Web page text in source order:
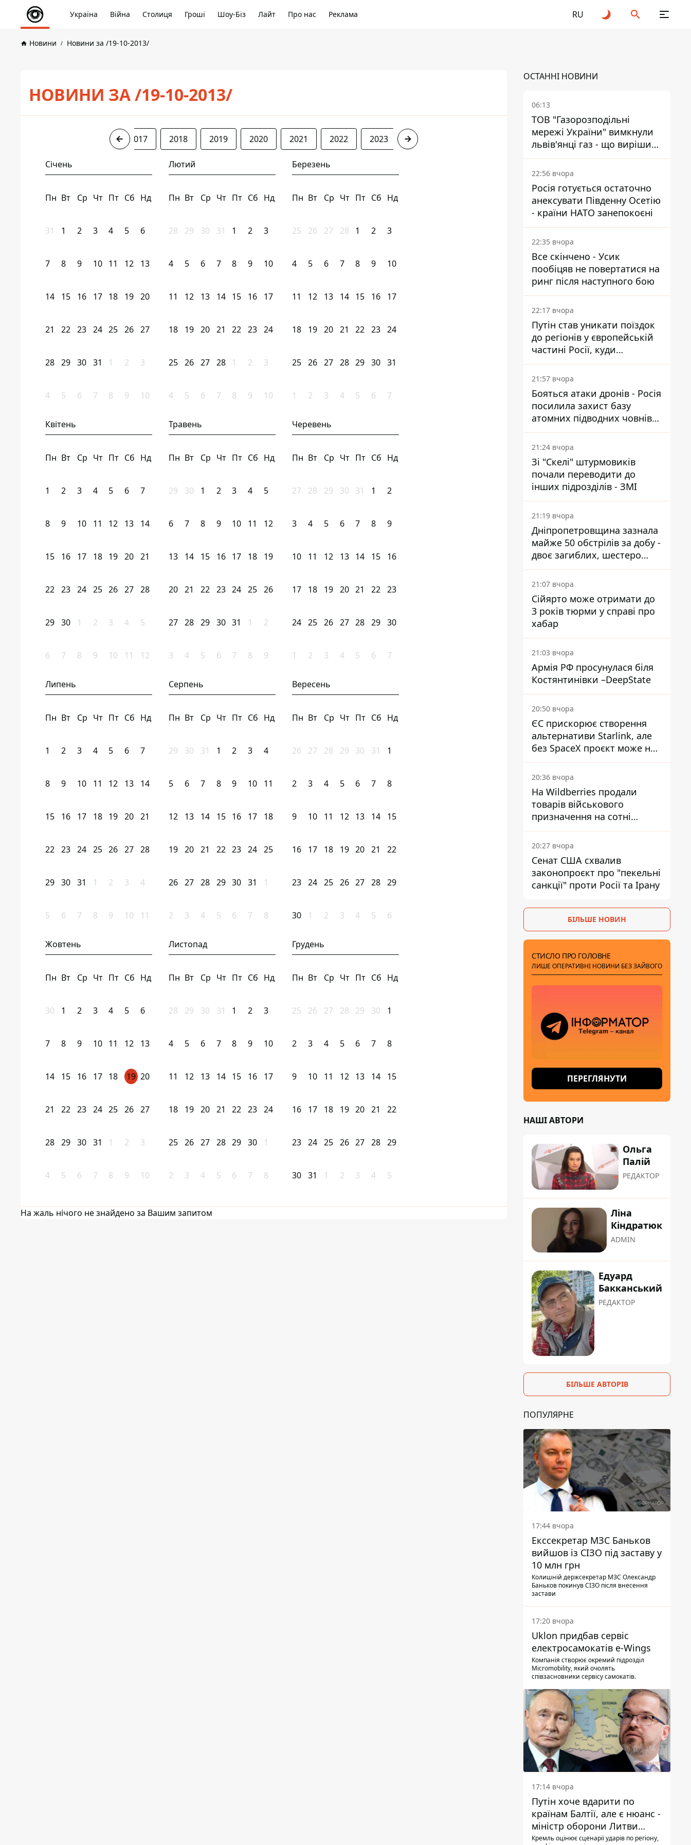
Україна Війна Столиця Гроші Шоу-Біз Лайт Про нас Реклама RU
Новини Новини за /19-10-2013/
НОВИНИ ЗА /19-10-2013/
2017 2018 2019 2020 2021 2022 2023 2024
Січень
Пн Вт Ср Чт Пт Сб Нд
31 1 2 3 4 5 6
7 8 9 10 11 12 13
14 15 16 17 18 19 20
21 22 23 24 25 26 27
28 29 30 31 1 2 3
4 5 6 7 8 9 10
Лютий
Пн Вт Ср Чт Пт Сб Нд
28 29 30 31 1 2 3
4 5 6 7 8 9 10
11 12 13 14 15 16 17
18 19 20 21 22 23 24
25 26 27 28 1 2 3
4 5 6 7 8 9 10
Березень
Пн Вт Ср Чт Пт Сб Нд
25 26 27 28 1 2 3
4 5 6 7 8 9 10
11 12 13 14 15 16 17
18 19 20 21 22 23 24
25 26 27 28 29 30 31
1 2 3 4 5 6 7
Квітень
Пн Вт Ср Чт Пт Сб Нд
1 2 3 4 5 6 7
8 9 10 11 12 13 14
15 16 17 18 19 20 21
22 23 24 25 26 27 28
29 30 1 2 3 4 5
6 7 8 9 10 11 12
Травень
Пн Вт Ср Чт Пт Сб Нд
29 30 1 2 3 4 5
6 7 8 9 10 11 12
13 14 15 16 17 18 19
20 21 22 23 24 25 26
27 28 29 30 31 1 2
3 4 5 6 7 8 9
Черевень
Пн Вт Ср Чт Пт Сб Нд
27 28 29 30 31 1 2
3 4 5 6 7 8 9
10 11 12 13 14 15 16
17 18 19 20 21 22 23
24 25 26 27 28 29 30
1 2 3 4 5 6 7
Липень
Пн Вт Ср Чт Пт Сб Нд
1 2 3 4 5 6 7
8 9 10 11 12 13 14
15 16 17 18 19 20 21
22 23 24 25 26 27 28
29 30 31 1 2 3 4
5 6 7 8 9 10 11
Серпень
Пн Вт Ср Чт Пт Сб Нд
29 30 31 1 2 3 4
5 6 7 8 9 10 11
12 13 14 15 16 17 18
19 20 21 22 23 24 25
26 27 28 29 30 31 1
2 3 4 5 6 7 8
Вересень
Пн Вт Ср Чт Пт Сб Нд
26 27 28 29 30 31 1
2 3 4 5 6 7 8
9 10 11 12 13 14 15
16 17 18 19 20 21 22
23 24 25 26 27 28 29
30 1 2 3 4 5 6
Жовтень
Пн Вт Ср Чт Пт Сб Нд
30 1 2 3 4 5 6
7 8 9 10 11 12 13
14 15 16 17 18 19 20
21 22 23 24 25 26 27
28 29 30 31 1 2 3
4 5 6 7 8 9 10
Листопад
Пн Вт Ср Чт Пт Сб Нд
28 29 30 31 1 2 3
4 5 6 7 8 9 10
11 12 13 14 15 16 17
18 19 20 21 22 23 24
25 26 27 28 29 30 1
2 3 4 5 6 7 8
Грудень
Пн Вт Ср Чт Пт Сб Нд
25 26 27 28 29 30 1
2 3 4 5 6 7 8
9 10 11 12 13 14 15
16 17 18 19 20 21 22
23 24 25 26 27 28 29
30 31 1 2 3 4 5
На жаль нічого не знайдено за Вашим запитом
ОСТАННІ НОВИНИ
06:13
ТОВ "Газорозподільні
мережі України" вимкнули
львів'янці газ - що вирішив
суд
22:56 вчора
Росія готується остаточно
анексувати Південну Осетію
- країни НАТО занепокоєні
22:35 вчора
Все скінчено - Усик
пообіцяв не повертатися на
ринг після наступного бою
22:17 вчора
Путін став уникати поїздок
до регіонів у європейській
частині Росії, куди
регулярно долітають дрони
21:57 вчора
Бояться атаки дронів - Росія
посилила захист базу
атомних підводних човнів
за 7400 км від України
21:24 вчора
Зі "Скелі" штурмовиків
почали переводити до
інших підрозділів - ЗМІ
21:19 вчора
Дніпропетровщина зазнала
майже 50 обстрілів за добу -
двоє загиблих, шестеро
постраждалих
21:07 вчора
Сійярто може отримати до
3 років тюрми у справі про
хабар
21:03 вчора
Армія РФ просунулася біля
Костянтинівки –DeepState
20:50 вчора
ЄС прискорює створення
альтернативи Starlink, але
без SpaceX проєкт може не
обійтися
20:36 вчора
На Wildberries продали
товарів військового
призначення на сотні
мільйонів, але удари ЗСУ
змінили ситуацію
20:27 вчора
Сенат США схвалив
законопроєкт про "пекельні
санкції" проти Росії та Ірану
БІЛЬШЕ НОВИН
СТИСЛО ПРО ГОЛОВНЕ
ЛИШЕ ОПЕРАТИВНІ НОВИНИ БЕЗ ЗАЙВОГО
ПЕРЕГЛЯНУТИ
НАШІ АВТОРИ
Ольга
Палій
РЕДАКТОР
Ліна
Кіндратюк
ADMIN
Едуард
Бакканський
РЕДАКТОР
БІЛЬШЕ АВТОРІВ
ПОПУЛЯРНЕ
17:44 вчора
Екссекретар МЗС Баньков
вийшов із СІЗО під заставу у
10 млн грн
Колишній держсекретар МЗС Олександр
Баньков покинув СІЗО після внесення
застави
17:20 вчора
Uklon придбав сервіс
електросамокатів e-Wings
Компанія створює окремий підрозділ
Micromobility, який очолять
співзасновники сервісу самокатів.
17:14 вчора
Путін хоче вдарити по
країнам Балтії, але є нюанс -
міністр оборони Литви
зробив заяву
Кремль оцінює сценарії ударів по регіону,